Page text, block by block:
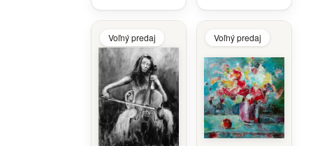
Voľný predaj Voľný predaj